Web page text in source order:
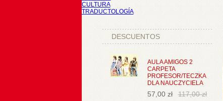
CULTURA
TRADUCTOLOGÍA
DESCUENTOS
AULA AMIGOS 2
CARPETA
PROFESOR/TECZKA
DLA NAUCZYCIELA
57,00 zł 117,00 zł